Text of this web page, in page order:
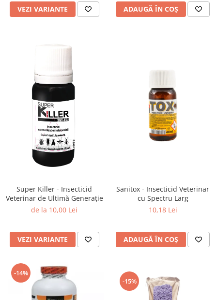
VEZI VARIANTE ADAUGĂ ÎN COȘ
Super Killer - Insecticid
Veterinar de Ultimă Generație
de la 10,00 Lei
VEZI VARIANTE
Sanitox - Insecticid Veterinar
cu Spectru Larg
10,18 Lei
ADAUGĂ ÎN COȘ
-14%
-15%